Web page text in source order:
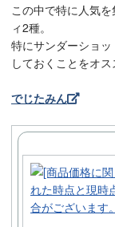
この中で特に人気
ィ2種。
特にサンダーショ
しておくことをオス
でじたみん